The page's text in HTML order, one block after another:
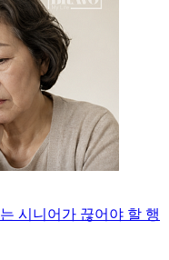
시니어가 끊어야 할 행